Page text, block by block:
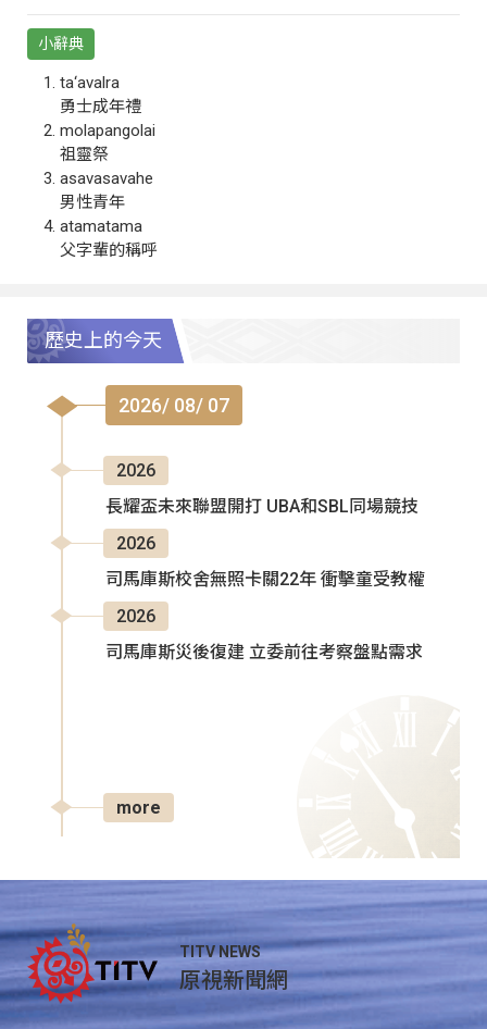
小辭典
ta‘avalra
勇士成年禮
molapangolai
祖靈祭
asavasavahe
男性青年
atamatama
父字輩的稱呼
歷史上的今天
2026/ 08/ 07
2026
長耀盃未來聯盟開打 UBA和SBL同場競技
2026
司馬庫斯校舍無照卡關22年 衝擊童受教權
2026
司馬庫斯災後復建 立委前往考察盤點需求
more
TITV NEWS
原視新聞網